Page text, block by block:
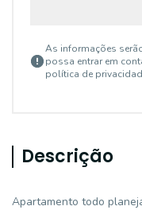
As informações
possa entrar em
política de
Descrição
Apartamento todo